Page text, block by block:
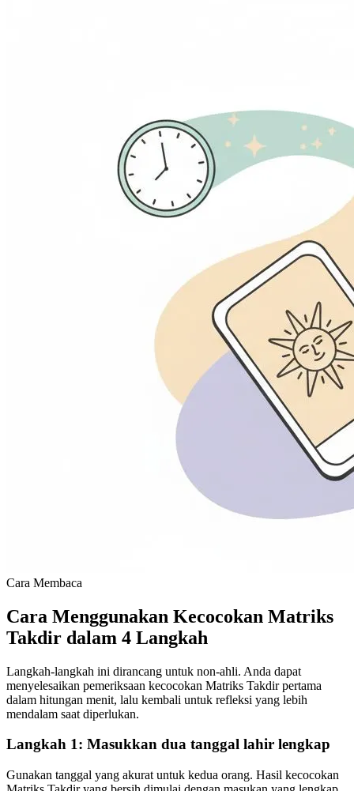
Cara Membaca
Cara Menggunakan Kecocokan Matriks
Takdir dalam 4 Langkah
Langkah-langkah ini dirancang untuk non-ahli. Anda dapat
menyelesaikan pemeriksaan kecocokan Matriks Takdir pertama
dalam hitungan menit, lalu kembali untuk refleksi yang lebih
mendalam saat diperlukan.
Langkah 1: Masukkan dua tanggal lahir lengkap
Gunakan tanggal yang akurat untuk kedua orang. Hasil kecocokan